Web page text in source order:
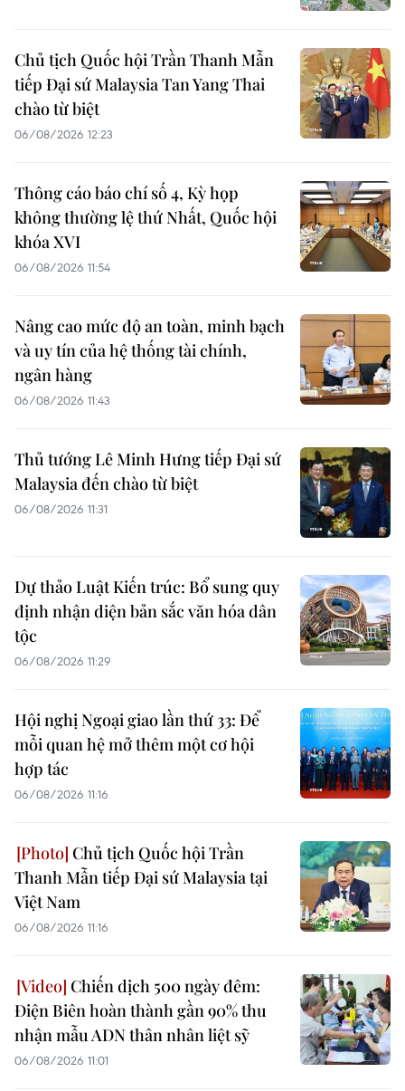
Chủ tịch Quốc hội Trần Thanh Mẫn
tiếp Đại sứ Malaysia Tan Yang Thai
chào từ biệt
06/08/2026 12:23
Thông cáo báo chí số 4, Kỳ họp
không thường lệ thứ Nhất, Quốc hội
khóa XVI
06/08/2026 11:54
Nâng cao mức độ an toàn, minh bạch
và uy tín của hệ thống tài chính,
ngân hàng
06/08/2026 11:43
Thủ tướng Lê Minh Hưng tiếp Đại sứ
Malaysia đến chào từ biệt
06/08/2026 11:31
Dự thảo Luật Kiến trúc: Bổ sung quy
định nhận diện bản sắc văn hóa dân
tộc
06/08/2026 11:29
Hội nghị Ngoại giao lần thứ 33: Để
mỗi quan hệ mở thêm một cơ hội
hợp tác
06/08/2026 11:16
Chủ tịch Quốc hội Trần
Thanh Mẫn tiếp Đại sứ Malaysia tại
Việt Nam
06/08/2026 11:16
Chiến dịch 500 ngày đêm:
Điện Biên hoàn thành gần 90% thu
nhận mẫu ADN thân nhân liệt sỹ
06/08/2026 11:01